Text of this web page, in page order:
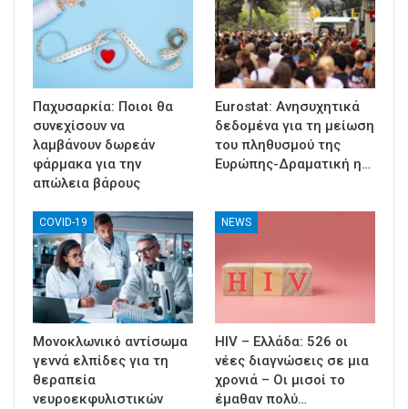
Παχυσαρκία: Ποιοι θα
συνεχίσουν να
λαμβάνουν δωρεάν
φάρμακα για την
απώλεια βάρους
Eurostat: Ανησυχητικά
δεδομένα για τη μείωση
του πληθυσμού της
Ευρώπης-Δραματική η…
COVID-19
Μονοκλωνικό αντίσωμα
γεννά ελπίδες για τη
θεραπεία
νευροεκφυλιστικών
NEWS
HIV – Ελλάδα: 526 οι
νέες διαγνώσεις σε μια
χρονιά – Οι μισοί το
έμαθαν πολύ…